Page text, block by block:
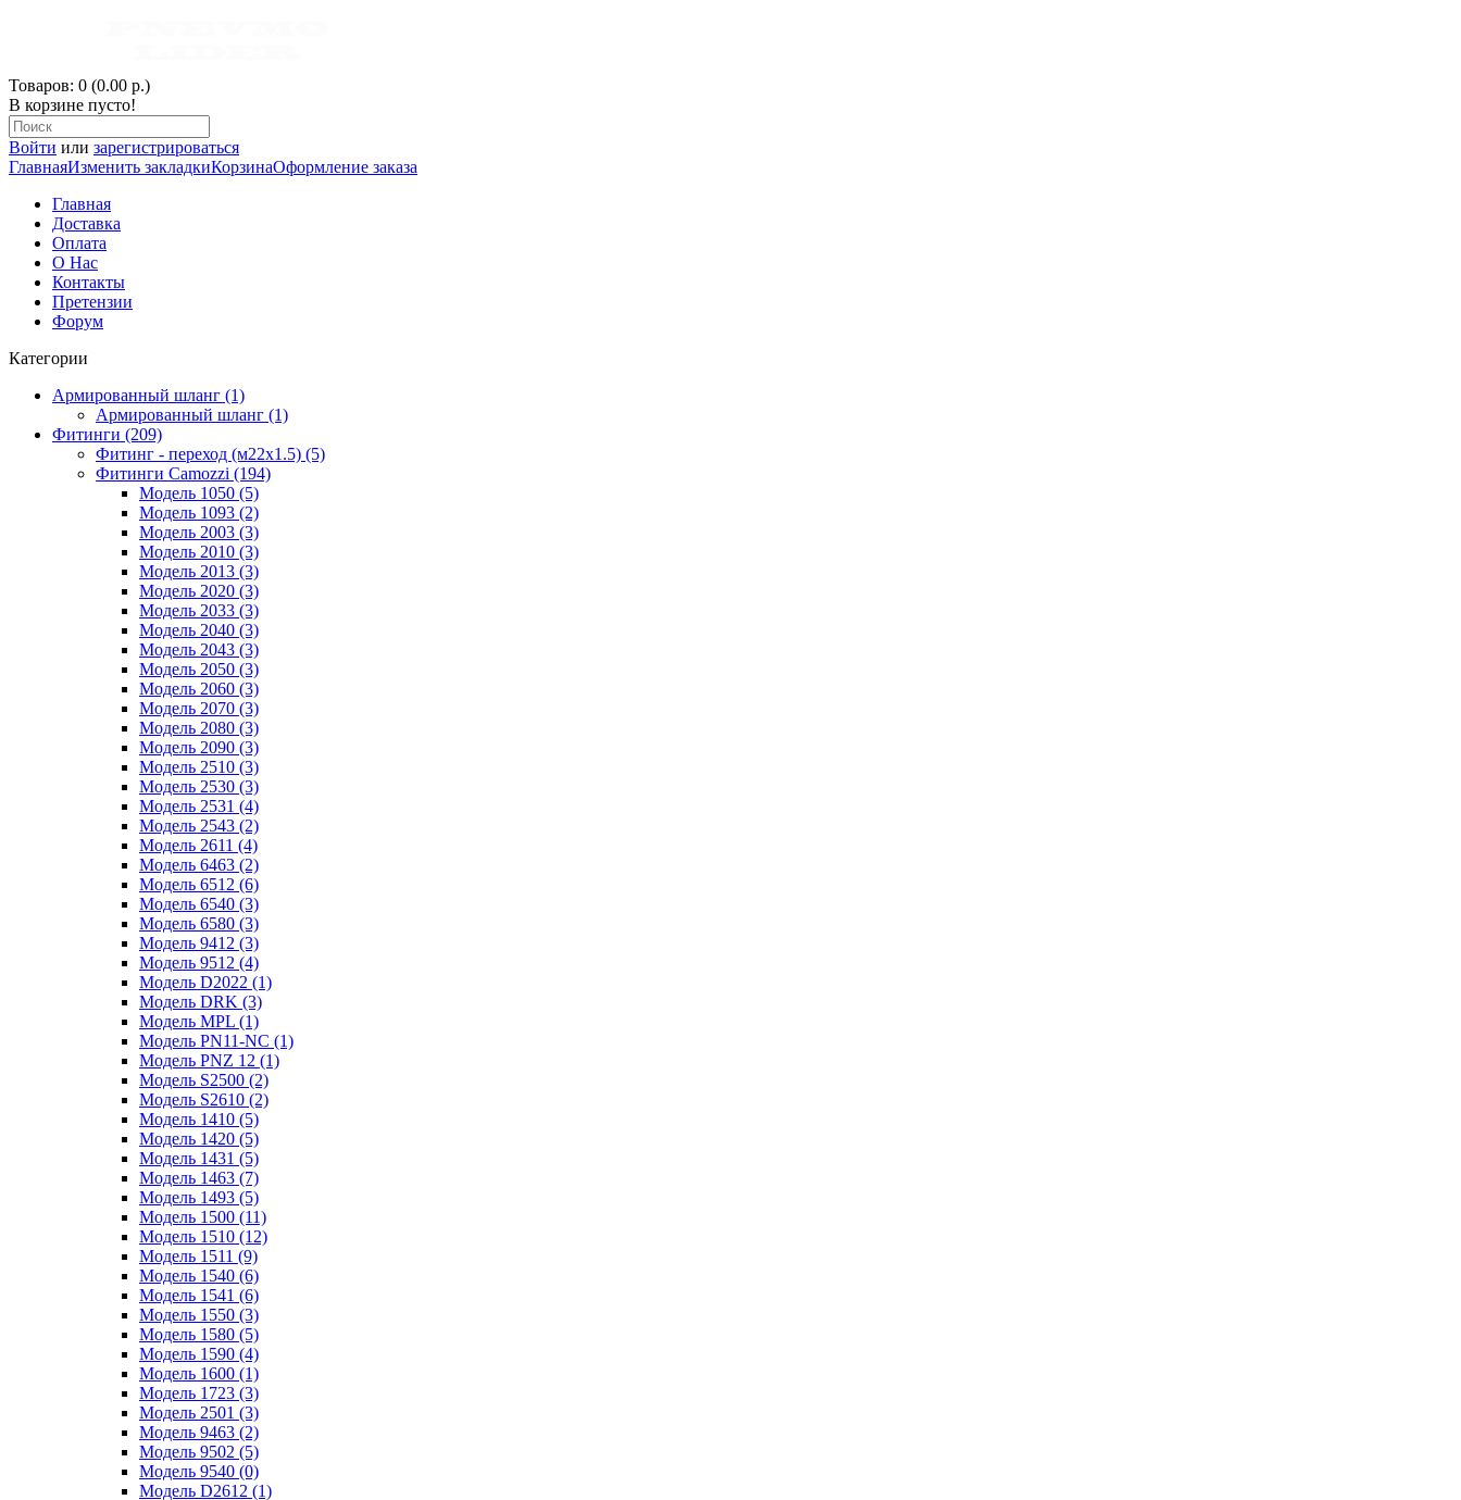
Товаров: 0 (0.00 р.)
В корзине пусто!
Войти или зарегистрироваться
ГлавнаяИзменить закладкиКорзинаОформление заказа
Главная
Доставка
Оплата
О Нас
Контакты
Претензии
Форум
Категории
Армированный шланг (1)
Армированный шланг (1)
Фитинги (209)
Фитинг - переход (м22х1.5) (5)
Фитинги Camozzi (194)
Модель 1050 (5)
Модель 1093 (2)
Модель 2003 (3)
Модель 2010 (3)
Модель 2013 (3)
Модель 2020 (3)
Модель 2033 (3)
Модель 2040 (3)
Модель 2043 (3)
Модель 2050 (3)
Модель 2060 (3)
Модель 2070 (3)
Модель 2080 (3)
Модель 2090 (3)
Модель 2510 (3)
Модель 2530 (3)
Модель 2531 (4)
Модель 2543 (2)
Модель 2611 (4)
Модель 6463 (2)
Модель 6512 (6)
Модель 6540 (3)
Модель 6580 (3)
Модель 9412 (3)
Модель 9512 (4)
Модель D2022 (1)
Модель DRK (3)
Модель MPL (1)
Модель PN11-NC (1)
Модель PNZ 12 (1)
Модель S2500 (2)
Модель S2610 (2)
Модель 1410 (5)
Модель 1420 (5)
Модель 1431 (5)
Модель 1463 (7)
Модель 1493 (5)
Модель 1500 (11)
Модель 1510 (12)
Модель 1511 (9)
Модель 1540 (6)
Модель 1541 (6)
Модель 1550 (3)
Модель 1580 (5)
Модель 1590 (4)
Модель 1600 (1)
Модель 1723 (3)
Модель 2501 (3)
Модель 9463 (2)
Модель 9502 (5)
Модель 9540 (0)
Модель D2612 (1)